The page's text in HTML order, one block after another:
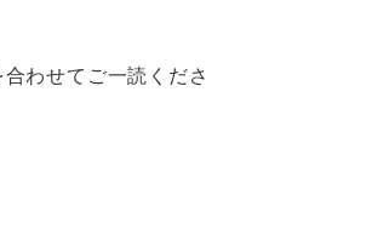
合わせてご一読くださ